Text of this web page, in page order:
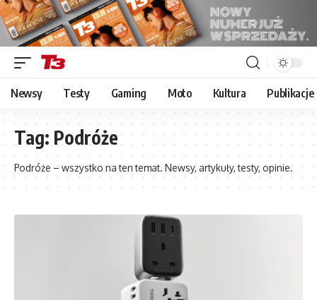
Newsy Testy Gaming Moto Kultura Publikacje
Tag: Podróże
Podróże – wszystko na ten temat. Newsy, artykuły, testy, opinie.